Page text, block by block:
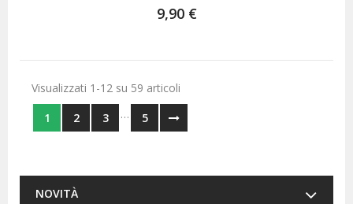
9,90 €
Visualizzati 1-12 su 59 articoli
1
2 3 … 5
NOVITÀ